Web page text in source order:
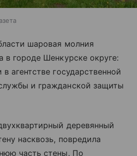
шаровая молния
в городе Шенкурске округе:
агентстве государственной
и гражданской защиты
деревянный
насквозь, повредила
часть стены. По